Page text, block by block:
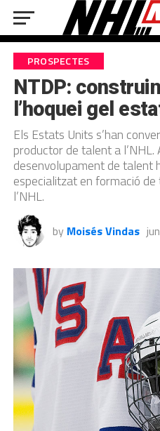
PROSPECTES
NTDP:
l’hoquei gel
Els Estats Units s’han
productor de talent a l’NHL.
desenvolupament de talent
especialitzat en formació
l’NHL.
by Moisés Vindas